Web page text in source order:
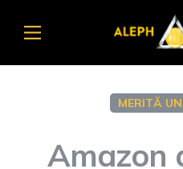
MERITĂ
Amazon